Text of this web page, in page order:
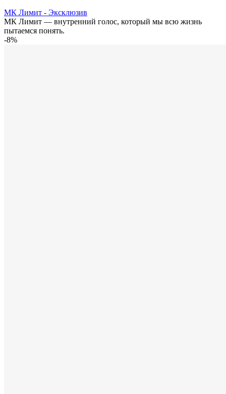
МК Лимит - Эксклюзив
МК Лимит — внутренний голос, который мы всю жизнь
пытаемся понять.
-8%